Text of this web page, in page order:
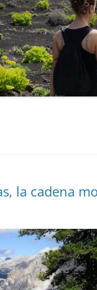
la cadena